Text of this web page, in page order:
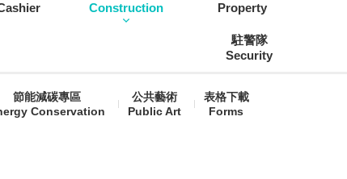
Construction
節能減碳專區
Conservation
公共藝術
Public Art
表格下載
Forms
Property
駐警隊
Security